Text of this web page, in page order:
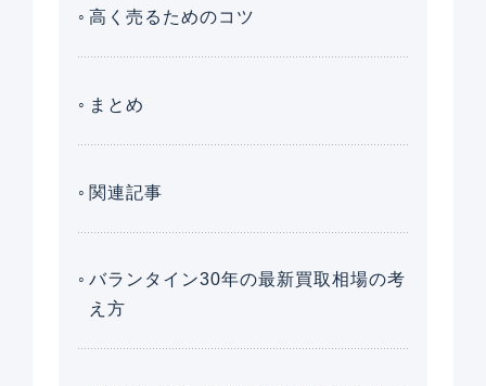
高く売るためのコツ
まとめ
関連記事
バランタイン30年の最新買取相場の考
え方